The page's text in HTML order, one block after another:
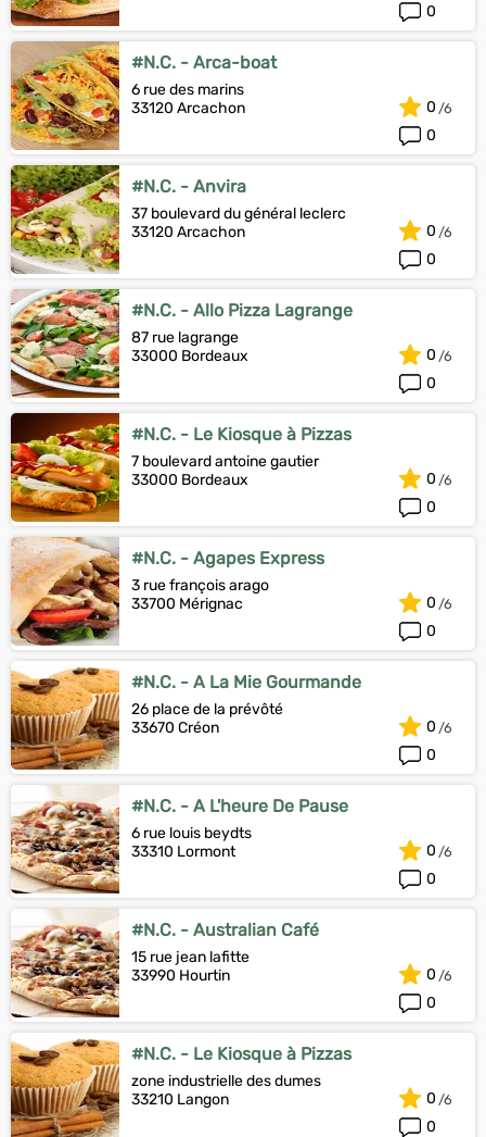
0
#N.C. - Arca-boat
6 rue des marins
33120 Arcachon
0
0
#N.C. - Anvira
37 boulevard du général leclerc
33120 Arcachon
0
0
#N.C. - Allo Pizza Lagrange
87 rue lagrange
33000 Bordeaux
0
0
#N.C. - Le Kiosque à Pizzas
7 boulevard antoine gautier
33000 Bordeaux
0
0
#N.C. - Agapes Express
3 rue françois arago
33700 Mérignac
0
0
#N.C. - A La Mie Gourmande
26 place de la prévôté
33670 Créon
0
0
#N.C. - A L'heure De Pause
6 rue louis beydts
33310 Lormont
0
0
#N.C. - Australian Café
15 rue jean lafitte
33990 Hourtin
0
0
#N.C. - Le Kiosque à Pizzas
zone industrielle des dumes
33210 Langon
0
0